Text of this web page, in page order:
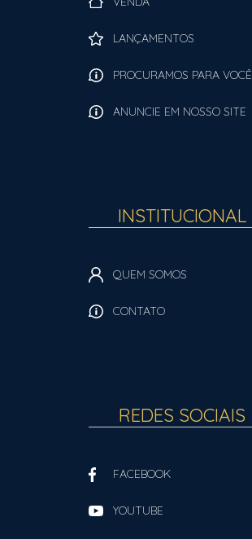
LANÇAMENTOS
PROCURAMOS PARA VOCÊ
ANUNCIE EM NOSSO SITE
INSTITUCIONAL
QUEM SOMOS
CONTATO
REDES SOCIAIS
FACEBOOK
YOUTUBE